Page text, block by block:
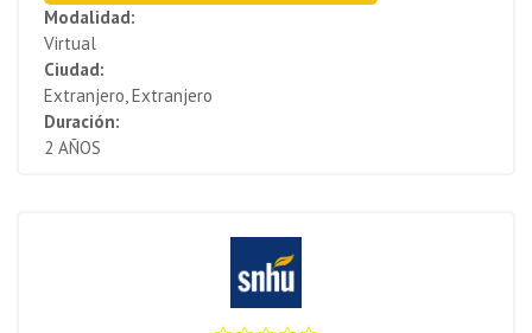
Modalidad:
Virtual
Ciudad:
Extranjero, Extranjero
Duración:
2 AÑOS